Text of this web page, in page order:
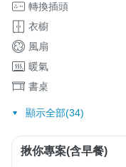
轉換插頭
衣櫥
風扇
暖氣
書桌
顯示全部(34)
揪你專案(含早餐)